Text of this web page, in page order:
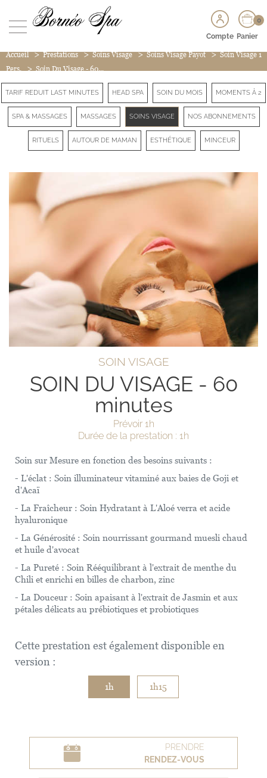
Compte
0
Panier
Accueil > Prestations > Soins Visage > Soins Visage Payot > Soin Visage 1
Pers.
> Soin Du Visage - 60...
TARIF REDUIT LAST MINUTES HEAD SPA SOIN DU MOIS MOMENTS À 2
SPA & MASSAGES MASSAGES SOINS VISAGE NOS ABONNEMENTS
RITUELS AUTOUR DE MAMAN ESTHÉTIQUE MINCEUR
SOIN VISAGE
SOIN DU VISAGE - 60
minutes
Prévoir 1h
Durée de la prestation : 1h
Soin sur Mesure en fonction des besoins suivants :
- L'éclat : Soin illuminateur vitaminé aux baies de Goji et
d'Acaï
- La Fraîcheur : Soin Hydratant à L'Aloé verra et acide
hyaluronique
- La Générosité : Soin nourrissant gourmand muesli chaud
et huile d'avocat
- La Pureté : Soin Rééquilibrant à l'extrait de menthe du
Chili et enrichi en billes de charbon, zinc
- La Douceur : Soin apaisant à l'extrait de Jasmin et aux
pétales délicats au prébiotiques et probiotiques
Cette prestation est également disponible en
version :
1h 1h15
PRENDRE
RENDEZ-VOUS